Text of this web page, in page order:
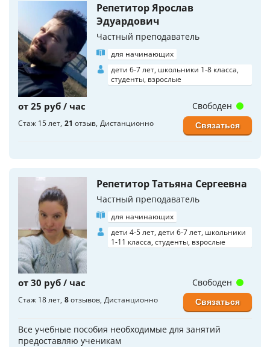
Репетитор Ярослав
Эдуардович
Частный преподаватель
для начинающих
дети 6-7 лет, школьники 1-8 класса,
студенты, взрослые
от 25 руб / час
Стаж 15 лет 21 отзыв Дистанционно
Свободен
Связаться
Репетитор Татьяна Сергеевна
Частный преподаватель
для начинающих
дети 4-5 лет, дети 6-7 лет, школьники
1-11 класса, студенты, взрослые
от 30 руб / час
Стаж 18 лет 8отзывов Дистанционно
Все учебные пособия необходимые для занятий
предоставляю ученикам
Свободен
Связаться